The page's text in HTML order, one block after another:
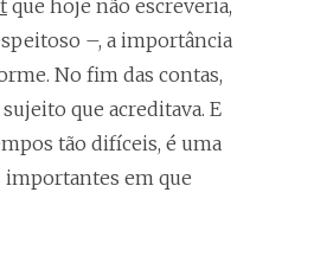
que hoje não escreveria,
–, a importância
No fim das contas,
que acreditava. E
tão difíceis, é uma
importantes em que